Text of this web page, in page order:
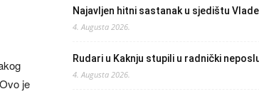
je
Najavljen hitni sastanak u sjedištu Vlade
4. Augusta 2026.
Rudari u Kaknju stupili u radnički
4. Augusta 2026.